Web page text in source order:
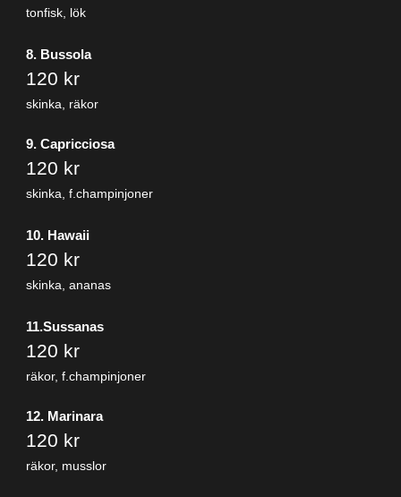
tonfisk, lök
8. Bussola
120 kr
skinka, räkor
9. Capricciosa
120 kr
skinka, f.champinjoner
10. Hawaii
120 kr
skinka, ananas
11.Sussanas
120 kr
räkor, f.champinjoner
12. Marinara
120 kr
räkor, musslor